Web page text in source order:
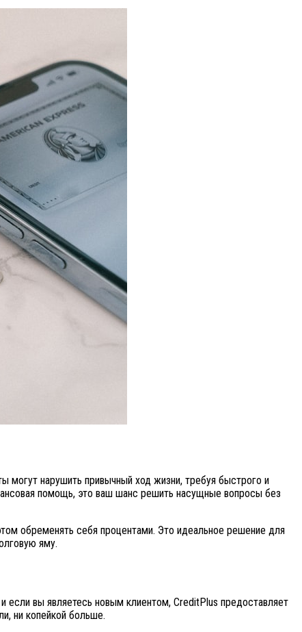
могут нарушить привычный ход жизни, требуя быстрого и
помощь, это ваш шанс решить насущные вопросы без
обременять себя процентами. Это идеальное решение для
яму.
если вы являетесь новым клиентом, CreditPlus предоставляет
ни копейкой больше.